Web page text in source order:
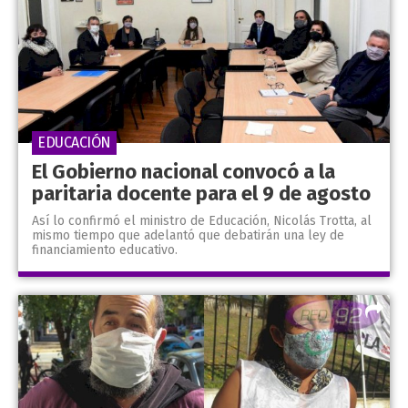
El Gobierno nacional convocó a la
paritaria docente para el 9 de agosto
Así lo confirmó el ministro de Educación, Nicolás Trotta, al
mismo tiempo que adelantó que debatirán una ley de
financiamiento educativo.
EDUCACIÓN